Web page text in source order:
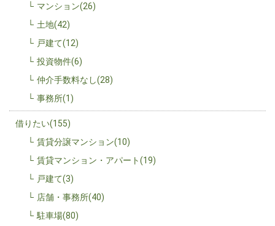
マンション(26)
土地(42)
戸建て(12)
投資物件(6)
仲介手数料なし(28)
事務所(1)
借りたい(155)
賃貸分譲マンション(10)
賃貸マンション・アパート(19)
戸建て(3)
店舗・事務所(40)
駐車場(80)